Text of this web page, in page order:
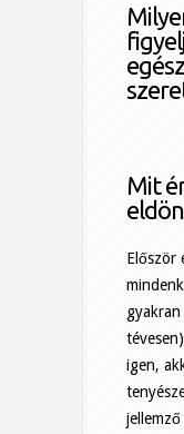
Mit
Először
igen,